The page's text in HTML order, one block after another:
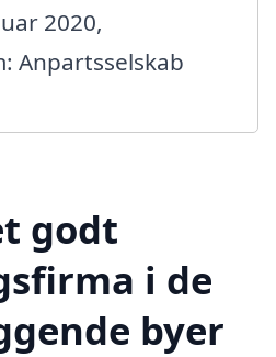
2020,
Anpartsselskab
godt
i de
byer